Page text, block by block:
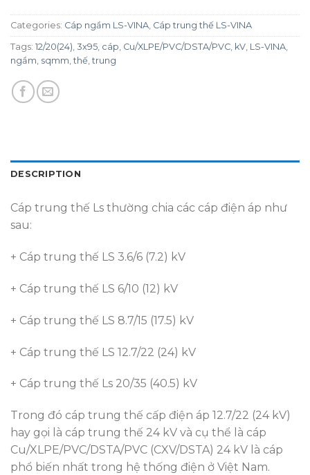
Categories: Cáp ngầm LS-VINA, Cáp trung thế LS-VINA
Tags: 12/20(24), 3x95, cáp, Cu/XLPE/PVC/DSTA/PVC, kV, LS-VINA,
ngầm, sqmm, thế, trung
DESCRIPTION
Cáp trung thế Ls thường chia các cáp điện áp như
sau:
+ Cáp trung thế LS 3.6/6 (7.2) kV
+ Cáp trung thế LS 6/10 (12) kV
+ Cáp trung thế LS 8.7/15 (17.5) kV
+ Cáp trung thế LS 12.7/22 (24) kV
+ Cáp trung thế Ls 20/35 (40.5) kV
Trong đó cáp trung thế cấp điện áp 12.7/22 (24 kV)
hay gọi là cáp trung thế 24 kV và cụ thể là cáp
Cu/XLPE/PVC/DSTA/PVC (CXV/DSTA) 24 kV là cáp
phổ biến nhất trong hệ thống điện ở Việt Nam.